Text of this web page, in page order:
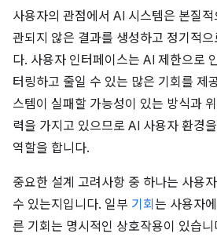
사용자의 관점에서 AI 시스템은 본질
관되지 않은 결과를 생성하고 정기적
다. 사용자 인터페이스는 AI 제한으로
터링하고 줄일 수 있는 많은 기회를 제
스템이 실패할 가능성이 있는 방식과
력을 가지고 있으므로 AI 사용자 환경
역할을 합니다.
중요한 설계 고려사항 중 하나는 사용
수 있는지입니다. 일부 기회 는 사용자
른 기회는 명시적인 상호작용이 있습